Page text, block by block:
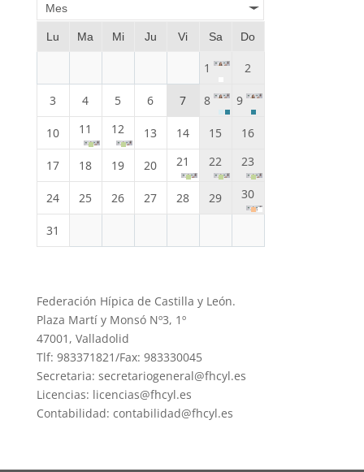
Mes
Lu Ma Mi Ju Vi Sa Do
1 2
3 4 5 6 7 8 9
10 11 12 13 14 15 16
17 18 19 20 21 22 23
24 25 26 27 28 29 30
31
Federación Hípica de Castilla y León.
Plaza Martí y Monsó Nº3, 1º
47001, Valladolid
Tlf: 983371821/Fax: 983330045
Secretaria: secretariogeneral@fhcyl.es
Licencias: licencias@fhcyl.es
Contabilidad: contabilidad@fhcyl.es